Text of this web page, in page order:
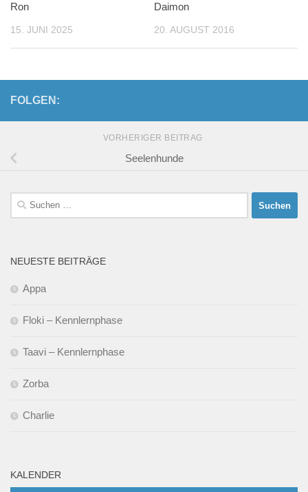
Ron
15. JUNI 2025
Daimon
20. AUGUST 2016
FOLGEN:
VORHERIGER BEITRAG
Seelenhunde
Suchen
nach:
NEUESTE BEITRÄGE
Appa
Floki – Kennlernphase
Taavi – Kennlernphase
Zorba
Charlie
KALENDER